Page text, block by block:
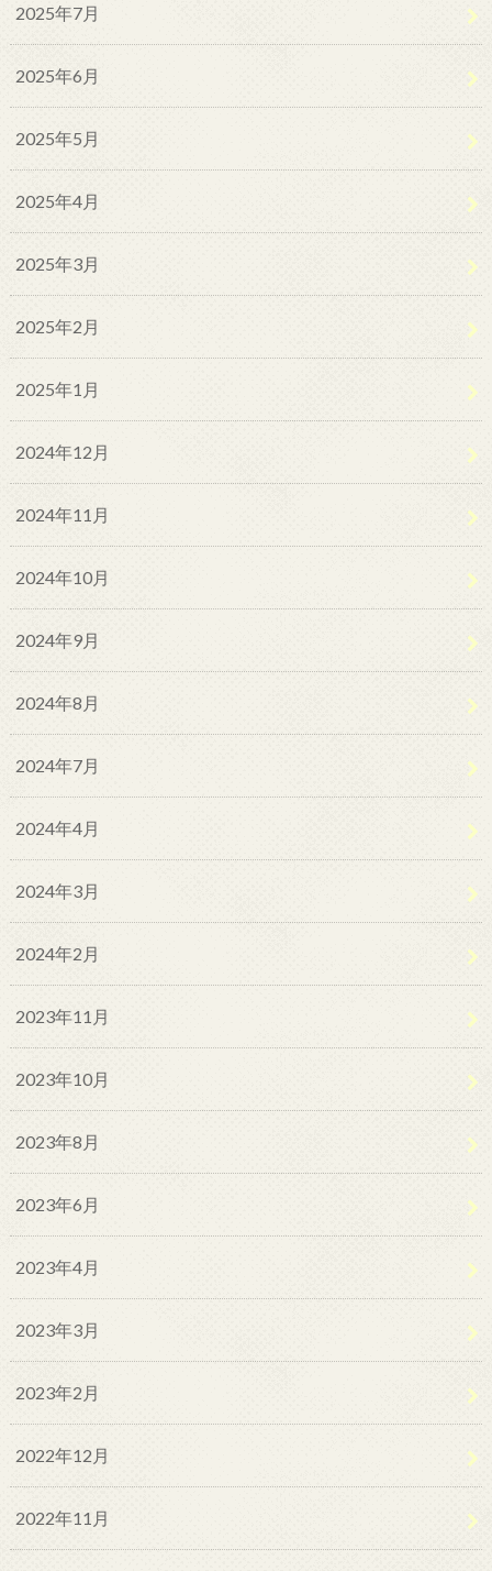
2025年7月
2025年6月
2025年5月
2025年4月
2025年3月
2025年2月
2025年1月
2024年12月
2024年11月
2024年10月
2024年9月
2024年8月
2024年7月
2024年4月
2024年3月
2024年2月
2023年11月
2023年10月
2023年8月
2023年6月
2023年4月
2023年3月
2023年2月
2022年12月
2022年11月